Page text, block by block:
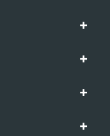
+
+
+
+